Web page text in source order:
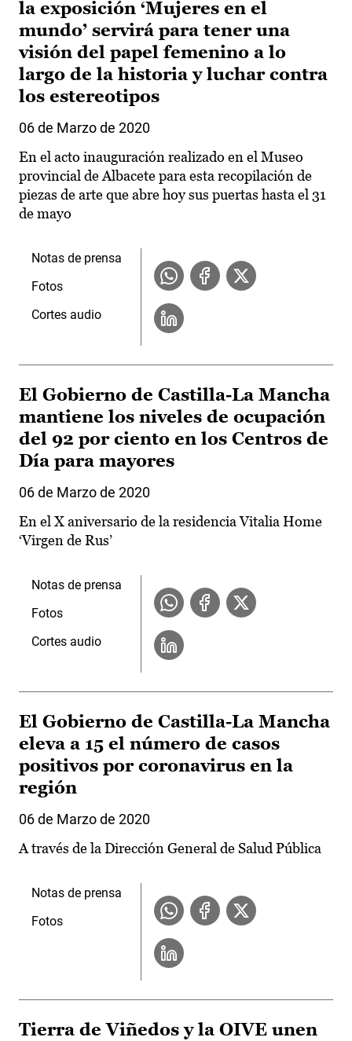
la exposición ‘Mujeres en el
mundo’ servirá para tener una
visión del papel femenino a lo
largo de la historia y luchar contra
los estereotipos
06 de Marzo de 2020
En el acto inauguración realizado en el Museo
provincial de Albacete para esta recopilación de
piezas de arte que abre hoy sus puertas hasta el 31
de mayo
Notas de prensa
Fotos
Cortes audio
El Gobierno de Castilla-La Mancha
mantiene los niveles de ocupación
del 92 por ciento en los Centros de
Día para mayores
06 de Marzo de 2020
En el X aniversario de la residencia Vitalia Home
‘Virgen de Rus’
Notas de prensa
Fotos
Cortes audio
El Gobierno de Castilla-La Mancha
eleva a 15 el número de casos
positivos por coronavirus en la
región
06 de Marzo de 2020
A través de la Dirección General de Salud Pública
Notas de prensa
Fotos
Tierra de Viñedos y la OIVE unen